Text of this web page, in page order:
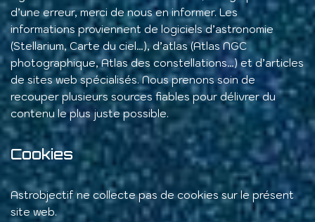
d’une erreur, merci de nous en informer. Les
informations proviennent de logiciels d’astronomie
(Stellarium, Carte du ciel…), d’atlas (Atlas NGC
photographique, Atlas des constellations…) et d’articles
de sites web spécialisés. Nous prenons soin de
recouper plusieurs sources fiables pour délivrer du
contenu le plus juste possible.
Cookies
Astrobjectif ne collecte pas de cookies sur le présent
site web.